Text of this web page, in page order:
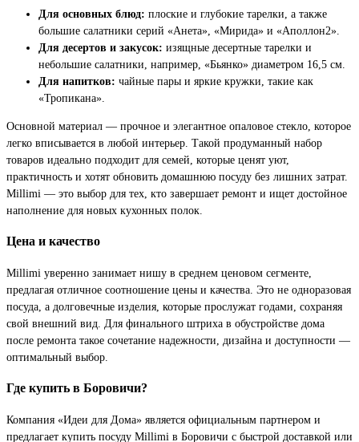
Для основных блюд: плоские и глубокие тарелки, а также
большие салатники серий «Анета», «Мирида» и «Аполлон2».
Для десертов и закусок: изящные десертные тарелки и
небольшие салатники, например, «Бьянко» диаметром 16,5 см.
Для напитков: чайные пары и яркие кружки, такие как
«Тропикана».
Основной материал — прочное и элегантное опаловое стекло, которое
легко вписывается в любой интерьер. Такой продуманный набор
товаров идеально подходит для семей, которые ценят уют,
практичность и хотят обновить домашнюю посуду без лишних затрат.
Millimi — это выбор для тех, кто завершает ремонт и ищет достойное
наполнение для новых кухонных полок.
Цена и качество
Millimi уверенно занимает нишу в среднем ценовом сегменте,
предлагая отличное соотношение цены и качества. Это не одноразовая
посуда, а долговечные изделия, которые прослужат годами, сохраняя
свой внешний вид. Для финального штриха в обустройстве дома
после ремонта такое сочетание надежности, дизайна и доступности —
оптимальный выбор.
Где купить в Боровичи?
Компания «Идеи для Дома» является официальным партнером и
предлагает купить посуду Millimi в Боровичи с быстрой доставкой или